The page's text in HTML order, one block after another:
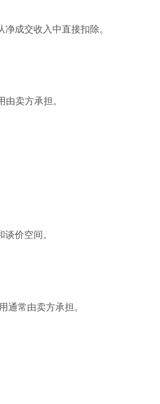
成交收入中直接扣除。
卖方承担。
价空间。
通常由卖方承担。